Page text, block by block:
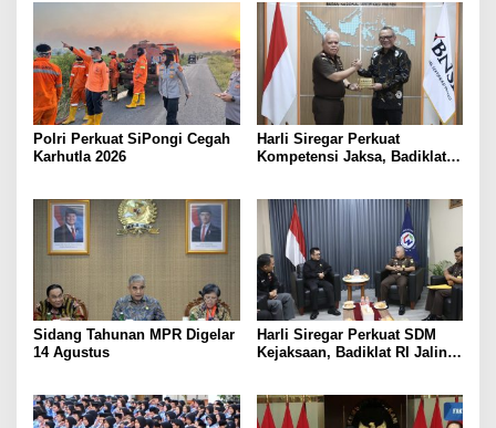
Polri Perkuat SiPongi Cegah
Karhutla 2026
Harli Siregar Perkuat
Kompetensi Jaksa, Badiklat
Profesional
Sidang Tahunan MPR Digelar
14 Agustus
Harli Siregar Perkuat SDM
Kejaksaan, Badiklat RI Jalin